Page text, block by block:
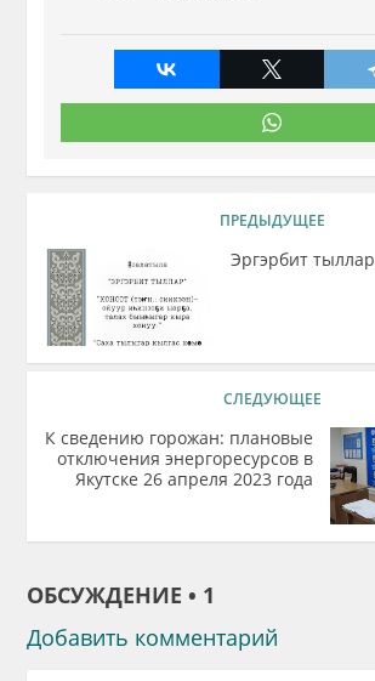
ПРЕДЫДУЩЕЕ
Эргэрбит тыллар
СЛЕДУЮЩЕЕ
К сведению горожан: плановые
отключения энергоресурсов в
Якутске 26 апреля 2023 года
ОБСУЖДЕНИЕ • 1
Добавить комментарий